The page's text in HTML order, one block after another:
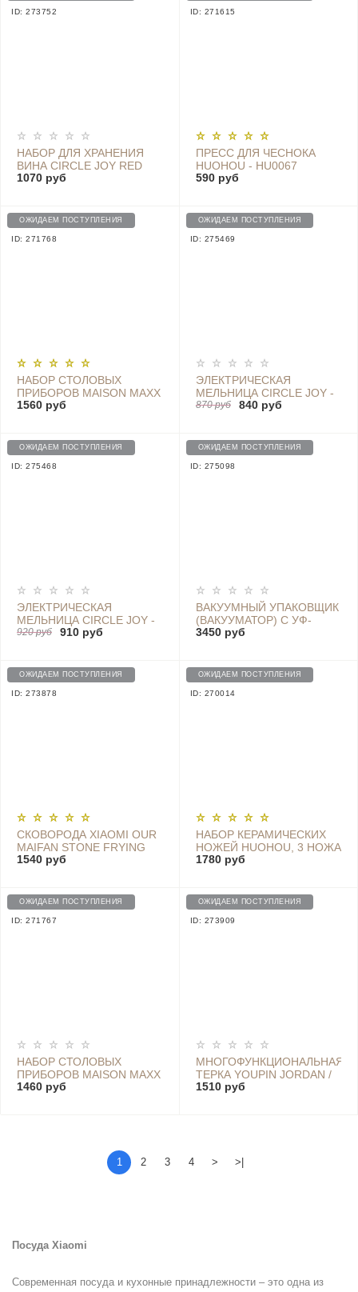
ID: 273752
НАБОР ДЛЯ ХРАНЕНИЯ
ВИНА CIRCLE JOY RED
WINE STORAGE SET
1070 руб
ID: 271615
ПРЕСС ДЛЯ ЧЕСНОКА
HUOHOU - HU0067
590 руб
ОЖИДАЕМ ПОСТУПЛЕНИЯ
ID: 271768
НАБОР СТОЛОВЫХ
ПРИБОРОВ MAISON MAXX
STAINLESS STEEL
1560 руб
ОЖИДАЕМ ПОСТУПЛЕНИЯ
ID: 275469
ЭЛЕКТРИЧЕСКАЯ
МЕЛЬНИЦА CIRCLE JOY -
CJ-EG02 BLACK
870 руб 840 руб
ОЖИДАЕМ ПОСТУПЛЕНИЯ
ID: 275468
ЭЛЕКТРИЧЕСКАЯ
МЕЛЬНИЦА CIRCLE JOY -
CJ-EG02 WHITE
920 руб 910 руб
ОЖИДАЕМ ПОСТУПЛЕНИЯ
ID: 275098
ВАКУУМНЫЙ УПАКОВЩИК
(ВАКУУМАТОР) С УФ-
СТЕРИЛИЗАЦИЕЙ XIAODA
3450 руб
ОЖИДАЕМ ПОСТУПЛЕНИЯ
ID: 273878
СКОВОРОДА XIAOMI OUR
MAIFAN STONE FRYING
PAN MAIFAN STONE 26CM
1540 руб
ОЖИДАЕМ ПОСТУПЛЕНИЯ
ID: 270014
НАБОР КЕРАМИЧЕСКИХ
НОЖЕЙ HUOHOU, 3 НОЖА
И ОВОЩЕЧИСТКА,
1780 руб
ОЖИДАЕМ ПОСТУПЛЕНИЯ
ID: 271767
НАБОР СТОЛОВЫХ
ПРИБОРОВ MAISON MAXX
STAINLESS STEEL
1460 руб
ОЖИДАЕМ ПОСТУПЛЕНИЯ
ID: 273909
МНОГОФУНКЦИОНАЛЬНАЯ
ТЕРКА YOUPIN JORDAN /
JUDY 7 IN 1
1510 руб
1 2 3 4 > >|
Посуда Xiaomi
Современная посуда и кухонные принадлежности – это одна из